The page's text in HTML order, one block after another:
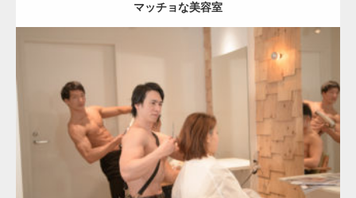
マッチョな美容室
Update:
Category: 美容室のマッチョ AKIHITO(細マッチョ)
SOSUKE
Kaori
肩 腹筋 表参道 (東京)
ダウンロード